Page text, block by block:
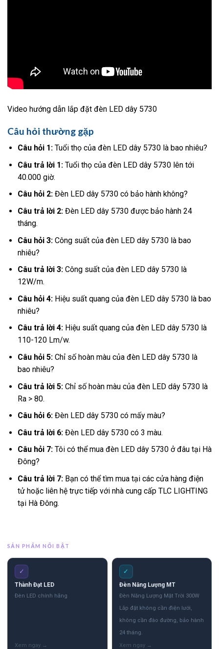
Video hướng dẫn lắp đặt đèn LED dây 5730
Câu hỏi thường gặp
Câu hỏi 1:Tuổi thọ của đèn LED dây 5730 là bao nhiêu?
Câu trả lời 1:Tuổi thọ của đèn LED dây 5730 lên tới
40.000 giờ.
Câu hỏi 2:Đèn LED dây 5730 có bảo hành không?
Câu trả lời 2:Đèn LED dây 5730 được bảo hành 24
tháng.
Câu hỏi 3:Công suất của đèn LED dây 5730 là bao
nhiêu?
Câu trả lời 3:Công suất của đèn LED dây 5730 là
12W/m.
Câu hỏi 4:Hiệu suất quang của đèn LED dây 5730 là bao
nhiêu?
Câu trả lời 4:Hiệu suất quang của đèn LED dây 5730 là
110-120 Lm/w.
Câu hỏi 5:Chỉ số hoàn màu của đèn LED dây 5730 là
bao nhiêu?
Câu trả lời 5:Chỉ số hoàn màu của đèn LED dây 5730 là
Ra > 80.
Câu hỏi 6:Đèn LED dây 5730 có mấy màu?
Câu trả lời 6:Đèn LED dây 5730 có 3 màu.
Câu hỏi 7:Tôi có thể mua đèn LED dây 5730 ở đâu tại Hà
Đông?
Câu trả lời 7:Bạn có thể tìm mua tại các cửa hàng điện
tử hoặc liên hệ trực tiếp với nhà cung cấp TLC LIGHTING
tại Hà Đông.
SẢN PHẨM NỔI BẬT
✓
Thành Đạt LED
Đèn LED chính hãng
✓
Đèn Năng Lượng MT
Đèn Năng Lượng Mặt Trời 300W
Lắp đặt không cần điện lưới,
không cần đào đường, bảo hành
24 tháng.